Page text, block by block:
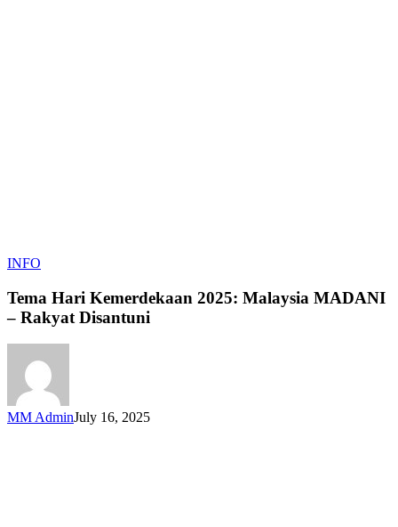
INFO
Kemerdekaan
2025:
Malaysia
MADANI
–
Rakyat
Disantuni
Tema Hari Kemerdekaan 2025: Malaysia MADANI
– Rakyat Disantuni
MM AdminJuly 16, 2025